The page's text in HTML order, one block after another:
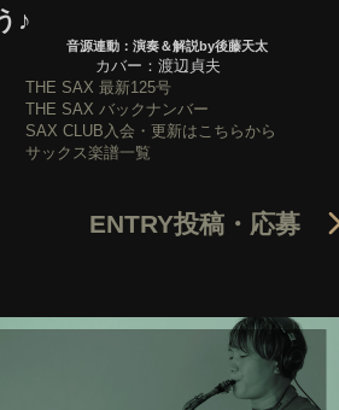
♪
音源連動：演奏＆解説by後藤天太
カバー：渡辺貞夫
THE SAX 最新125号
THE SAX バックナンバー
SAX CLUB入会・更新はこちらから
サックス楽譜一覧
ENTRY投稿・応募